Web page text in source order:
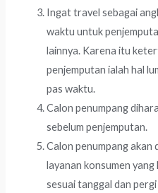
Ingat travel sebagai
waktu untuk
lainnya. Karena itu
penjemputan ialah hal
pas waktu.
Calon penumpang
sebelum penjemputan.
Calon penumpang akan
layanan konsumen
sesuai tanggal dan